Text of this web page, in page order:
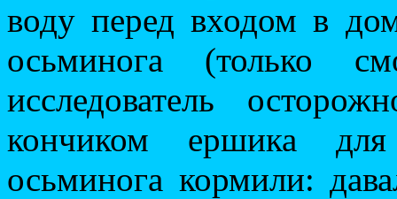
воду перед входом в
осьминога (только
исследователь
кончиком ершика
осьминога кормили: